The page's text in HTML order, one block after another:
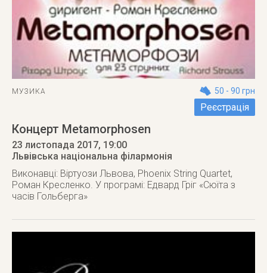
МУЗИКА 50 - 90 грн
Реєстрація
Концерт Metamorphosen
23 листопада 2017, 19:00
Львівська національна філармонія
Виконавці: Віртуози Львова, Phoenix String Quartet,
Роман Кресленко. У програмі: Едвард Гріг «Сюїта з
часів Гольберга»